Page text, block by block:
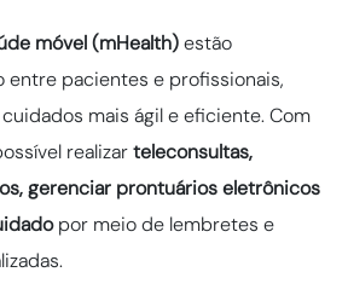
móvel (mHealth)estão
entre pacientes e profissionais,
mais ágil e eficiente. Com
realizarteleconsultas,
gerenciar prontuários eletrônicos
por meio de lembretes e